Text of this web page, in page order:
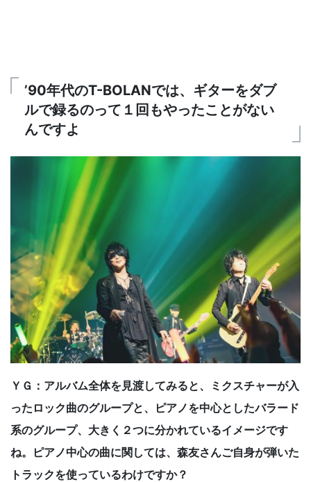
’90年代のT-BOLANでは、ギターをダブ
ルで録るのって１回もやったことがない
んですよ
ＹＧ：アルバム全体を見渡してみると、ミクスチャーが入
ったロック曲のグループと、ピアノを中心としたバラード
系のグループ、大きく２つに分かれているイメージです
ね。ピアノ中心の曲に関しては、森友さんご自身が弾いた
トラックを使っているわけですか？